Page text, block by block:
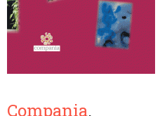
Compania.